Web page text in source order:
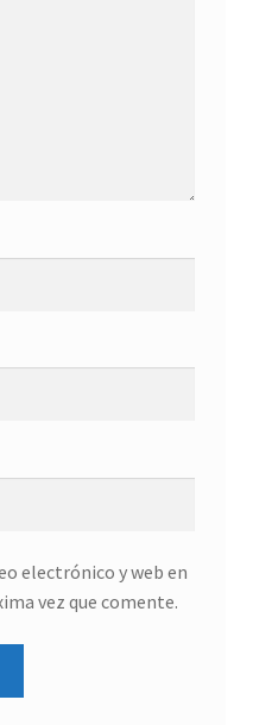
electrónico y web en
vez que comente.